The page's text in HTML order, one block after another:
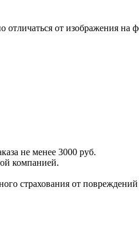
от изображения на
не менее 3000 руб.
компанией.
страхования от